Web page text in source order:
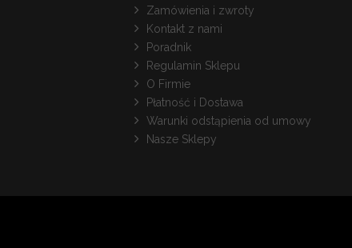
Zamówienia i zwroty
Kontakt z nami
Poradnik
Regulamin Sklepu
O Firmie
Płatność i Dostawa
Warunki odstąpienia od umowy
Nasze Sklepy